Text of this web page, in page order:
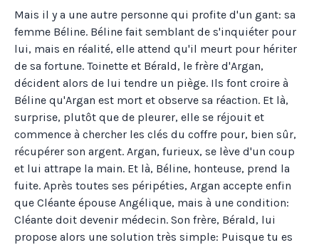
Mais il y a une autre personne qui profite d'un gant: sa
femme Béline. Béline fait semblant de s'inquiéter pour
lui, mais en réalité, elle attend qu'il meurt pour hériter
de sa fortune. Toinette et Bérald, le frère d'Argan,
décident alors de lui tendre un piège. Ils font croire à
Béline qu'Argan est mort et observe sa réaction. Et là,
surprise, plutôt que de pleurer, elle se réjouit et
commence à chercher les clés du coffre pour, bien sûr,
récupérer son argent. Argan, furieux, se lève d'un coup
et lui attrape la main. Et là, Béline, honteuse, prend la
fuite. Après toutes ses péripéties, Argan accepte enfin
que Cléante épouse Angélique, mais à une condition:
Cléante doit devenir médecin. Son frère, Bérald, lui
propose alors une solution très simple: Puisque tu es